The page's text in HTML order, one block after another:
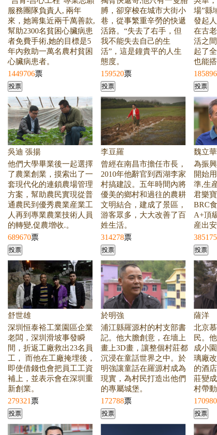
服務團隊負責人, 兩年
來，她籌集近兩千萬善款,
幫助2300名貧困心臟病患
者免費手術,她的目標是5
年內救助一萬名農村貧困
心臟病患者。
1449706票
膊，卻穿梭在城市大街小
巷，從事繁重辛勞的快遞
活路。“失去了右手，但
我不能失去自己的生
活”，這是鐘貴平的人生
態度。
159520票
場”縣
發起
在古
活之
起了
也能
185896
吳迪 張揚
他們大學畢業後一起選擇
了農業創業，摸索出了一
套現代化的連鎖農場管理
方案，幫助農民實現從普
通農民到優秀農業産業工
人再到專業農業技術人員
的轉變,促農增收.。
689670票
李豆羅
曾經在南昌市擔任市長，
2010年他辭官到西湖李家
村搞建設。五年時間內將
優美的鄉村和過往的農耕
文明結合，建成了景區，
游客眾多，大大改善了百
姓生活。
314278票
魏立華
為振
開始
準,生
君樂
BRC
A+頂
産出
385175
舒世雄
深圳恒泰裕工業園區企業
老闆，深圳滑坡事發瞬
間，折返工廠救出23名員
工， 而他在工廠掩埋後，
即使借錢也會把員工工資
補上，並表示會在深圳重
新創業。
279321 票
於明強
浦江縣羅源村的村支部書
記。他大膽創意，在墻上
畫上3D畫，讓整個村莊都
沉浸在童話世界之中。於
明強讓童話在羅源村成為
現實，為村民打造出他們
的專屬城堡。
172788票
薩洋
北京
民。
成小
璃廠
的酒
莊變
村帶
170980